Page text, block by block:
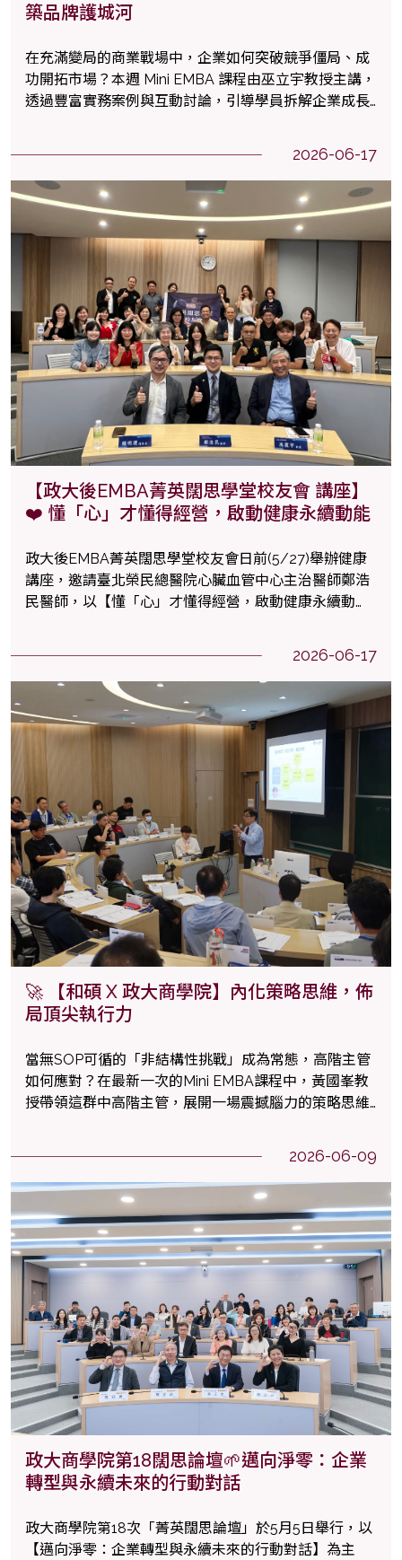
築品牌護城河
在充滿變局的商業戰場中，企業如何突破競爭僵局、成
功開拓市場？本週 Mini EMBA 課程由巫立宇教授主講，
透過豐富實務案例與互動討論，引導學員拆解企業成長
2026-06-17
【政大後EMBA菁英闊思學堂校友會 講座】
❤️ 懂「心」才懂得經營，啟動健康永續動能
政大後EMBA菁英闊思學堂校友會日前(5/27)舉辦健康
講座，邀請臺北榮民總醫院心臟血管中心主治醫師鄭浩
民醫師，以【懂「心」才懂得經營，啟動健康永續動
念。現場互動熱烈，讓大家對健康與人生經營有了更深
2026-06-17
🚀 【和碩 X 政大商學院】內化策略思維，佈
局頂尖執行力
當無SOP可循的「非結構性挑戰」成為常態，高階主管
如何應對？在最新一次的Mini EMBA課程中，黃國峯教
授帶領這群中高階主管，展開一場震撼腦力的策略思維
2026-06-09
政大商學院第18闊思論壇🌱邁向淨零：企業
轉型與永續未來的行動對話
政大商學院第18次「菁英闊思論壇」於5月5日舉行，以
【邁向淨零：企業轉型與永續未來的行動對話】為主